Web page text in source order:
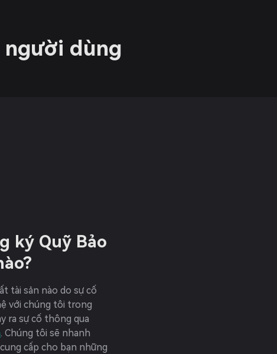
người dùng
ký Quỹ Bảo
tài sản nào do sự cố
với chúng tôi trong
ra sự cố thông qua
. Chúng tôi sẽ nhanh
cấp cho bạn những